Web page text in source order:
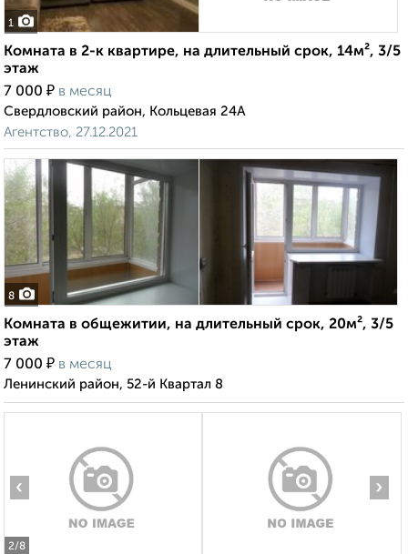
1
Комната в 2-к квартире, на длительный срок, 14м², 3/5
этаж
7 000 ₽ в месяц
Свердловский район, Кольцевая 24А
Агентство, 27.12.2021
8
Комната в общежитии, на длительный срок, 20м², 3/5
этаж
7 000 ₽ в месяц
Ленинский район, 52-й Квартал 8
2/8
‹ ›